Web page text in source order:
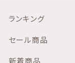
ランキング
セール商品
新着商品